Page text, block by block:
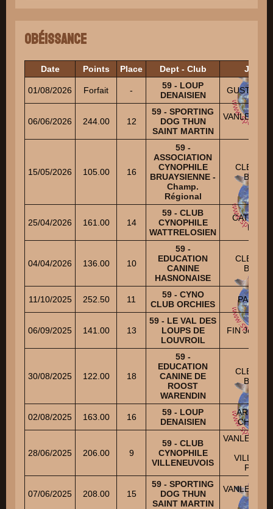
Obéissance
Date Points Place Dept - Club Juges
01/08/2026 Forfait -
59 - LOUP
DENAISIEN
GUSTIN
06/06/2026 244.00 12
59 - SPORTING
DOG THUN
SAINT MARTIN
15/05/2026 105.00 16
59 -
ASSOCIATION
CYNOPHILE
BRUAYSIENNE -
Champ.
Régional
Brigitte
25/04/2026 161.00 14
59 - CLUB
CYNOPHILE
WATTRELOSIEN
Rudy
04/04/2026 136.00 10
59 -
EDUCATION
CANINE
HASNONAISE
Brigitte
11/10/2025 252.50 11
59 - CYNO
CLUB ORCHIES
PAIN
06/09/2025 141.00 13
59 - LE VAL DES
LOUPS DE
LOUVROIL
FIN Jean-
30/08/2025 122.00 18
59 -
EDUCATION
CANINE DE
ROOST
WARENDIN
Brigitte
02/08/2025 163.00 16
59 - LOUP
DENAISIEN
28/06/2025 206.00 9
59 - CLUB
CYNOPHILE
VILLENEUVOIS
Patrick
07/06/2025 208.00 15
59 - SPORTING
DOG THUN
SAINT MARTIN